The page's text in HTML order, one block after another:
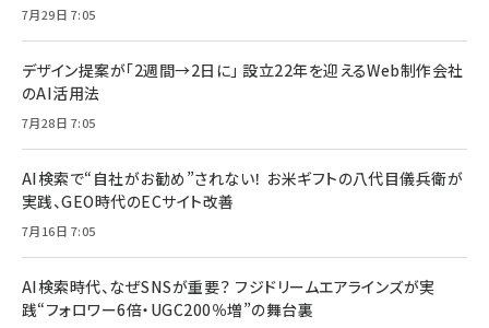
7月29日 7:05
デザイン提案が「2週間→2日に」 設立22年を迎えるWeb制作会社
のAI活用法
7月28日 7:05
AI検索で“自社がお勧め”されない！ お米ギフトの八代目儀兵衛が
実践、GEO時代のECサイト改善
7月16日 7:05
AI検索時代、なぜSNSが重要？ フジドリームエアラインズが実
践“フォロワー6倍・UGC200％増”の舞台裏